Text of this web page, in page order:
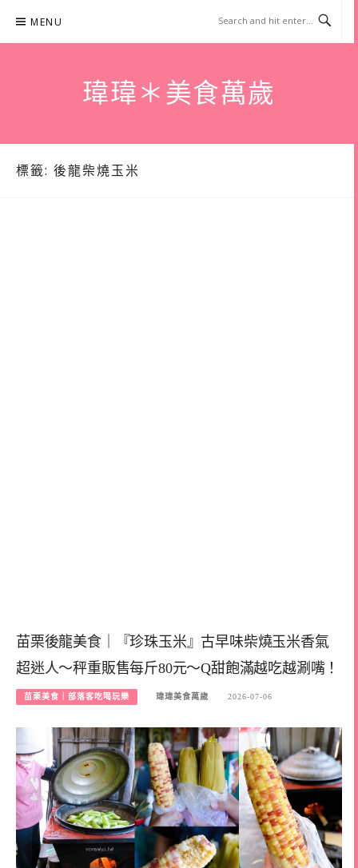
content
MENU
瑋瑋＊美食萬歲
標籤: 後龍柴燒玉米
苗栗後龍美食｜『珍珠玉米』古早味柴燒玉米香氣
超迷人～秤重販售每斤80元～Q甜飽滿越吃越涮嘴！
苗栗美食｜部落客吃喝玩樂 瑋瑋美食萬歲 2026-07-06